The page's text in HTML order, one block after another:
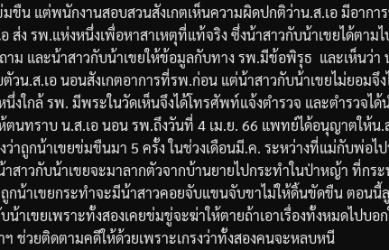
มขืน แต่พนักงานสอบสวนสังเกตเห็นความผิดปกติว่าน.ส.เอมีอากา
อส่ง รพ.แห่งหนึ่งเพื่อหาสาเหตุที่แท้จริง ซึ่งน้าสาวกับน้าเขยได้ตามไ
าม และน้าสาวกับน้าเขยให้ข้อมูลกับทาง รพ.มีข้อพิรุธ และเห็นว่า
ตัวน.ส.เอนอนสังเกตอาการที่รพ.ก่อน แต่น้าสาวกับน้าเขยไม่ยอมจึ
งใกล้รพ. มีพระในวัดเห็นจึงได้โทรศัพท์แจ้งตำรวจ และตำรวจได้
ตนทราบน.ส.เอนอนรพ.ถึงวันที่ 4 เม.ย. 66 แพทย์ได้อนุญาตให้น.
ว่าถูกน้าเขยข่มขืนมา 5 ครั้ง ในช่วงเดือนมี.ค. ระหว่างที่แม่กับพ่อไ
าสาวกับน้าเขยจะมาลากตัวจากบ้านยายไปกระทำในป่าหญ้า ที่กร
กน้าเขยกระทำจะมีน้าสาวคอยจับแขนจับขาไม่ให้ดิ้นขัดขืนตอนนี้
น้าเขยเพราะทั้งสองเคยข่มขู่จะฆ่าให้ตายถ้าเอาเรื่องทั้งหมดไปบอ
ฯ ช่วยติดตามคดีให้ด้วยเพราะเกรงว่าทั้งสองคนจะหลบหนี